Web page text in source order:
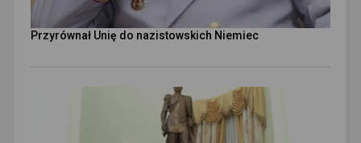
Przyrównał Unię do nazistowskich Niemiec